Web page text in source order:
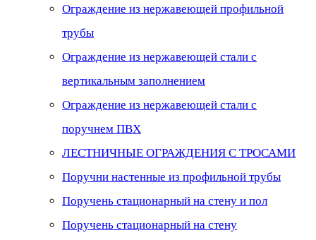
Ограждение из нержавеющей профильной
трубы
Ограждение из нержавеющей стали с
вертикальным заполнением
Ограждение из нержавеющей стали с
поручнем ПВХ
ЛЕСТНИЧНЫЕ ОГРАЖДЕНИЯ С ТРОСАМИ
Поручни настенные из профильной трубы
Поручень стационарный на стену и пол
Поручень стационарный на стену